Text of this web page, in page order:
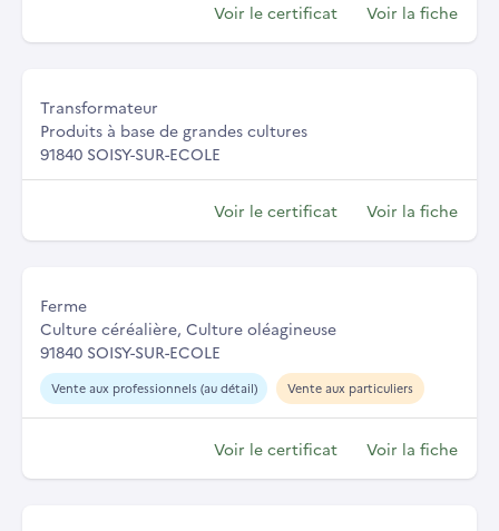
Voir le certificat Voir la fiche
Transformateur
Produits à base de grandes cultures
91840 SOISY-SUR-ECOLE
Voir le certificat Voir la fiche
Ferme
Culture céréalière, Culture oléagineuse
91840 SOISY-SUR-ECOLE
Vente aux professionnels (au détail) Vente aux particuliers
Voir le certificat Voir la fiche